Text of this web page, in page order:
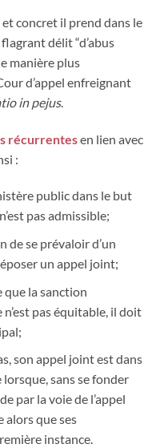
concret il prend dans le
délit “d’abus
manière plus
d’appel enfreignant
in pejus.
récurrentesen lien avec
:
public dans le but
pas admissible;
de se prévaloir d’un
un appel joint;
que la sanction
pas équitable, il doit
son appel joint est dans
sans se fonder
par la voie de l’appel
alors que ses
instance.